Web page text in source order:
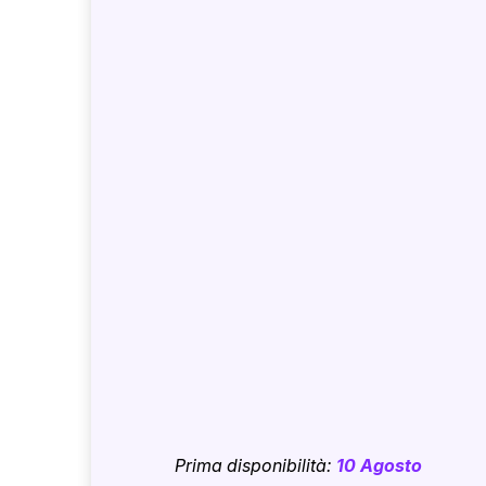
Prima disponibilità: 10 Agosto